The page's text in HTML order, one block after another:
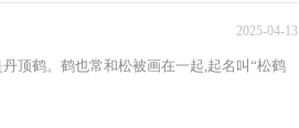
2025-04-13
顶鹤。鹤也常和松被画在一起,起名叫“松鹤